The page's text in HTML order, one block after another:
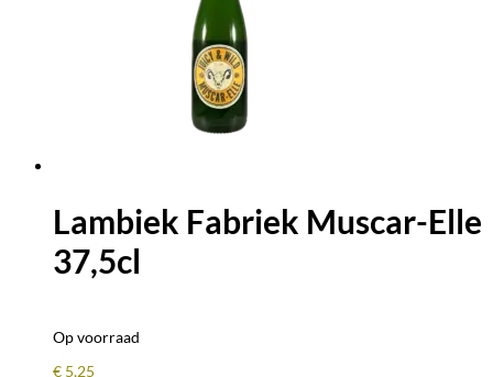
Lambiek Fabriek Muscar-Elle
37,5cl
Op voorraad
€ 5,25